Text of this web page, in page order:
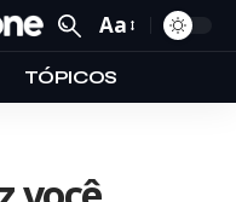
Aa
TÓPICOS